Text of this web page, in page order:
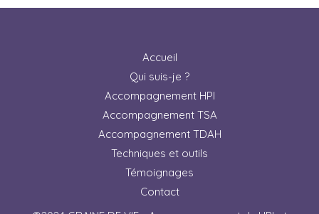
Accueil
Qui suis-je ?
Accompagnement HPI
Accompagnement TSA
Accompagnement TDAH
Techniques et outils
Témoignages
Contact